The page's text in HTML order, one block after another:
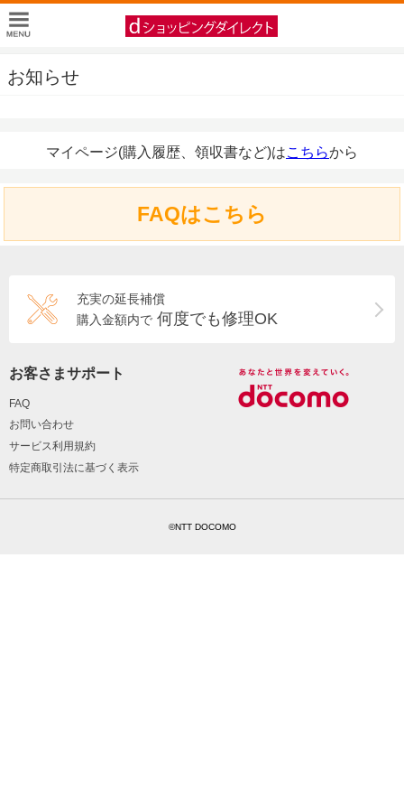
お知らせ
マイページ(購入履歴、領収書など)はこちらから
FAQはこちら
充実の延長補償
購入金額内で 何度でも修理OK
お客さまサポート
FAQ
お問い合わせ
サービス利用規約
特定商取引法に基づく表示
©NTT DOCOMO